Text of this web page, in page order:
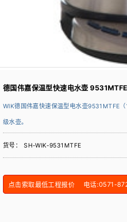
德国伟嘉保温型快速电水壶
WIK德国伟嘉快速保温型电水壶9531MTFE
级水壶。
货号： SH-WIK-9531MTFE
点击索取最低工程报价 电话:0571-